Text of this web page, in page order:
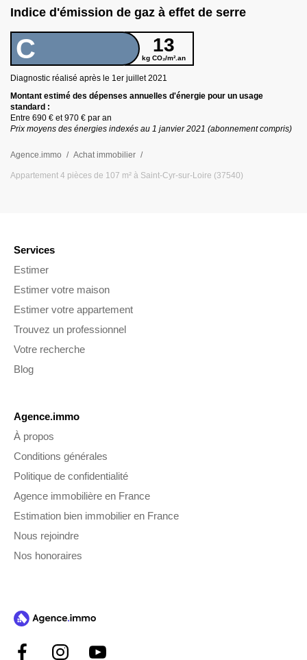
Indice d'émission de gaz à effet de serre
C 13
kg CO₂/m².an
Diagnostic réalisé après le 1er juillet 2021
Montant estimé des dépenses annuelles d'énergie pour un usage
standard :
Entre 690 € et970 € par an
Prix moyens des énergies indexés au 1 janvier 2021 (abonnement compris)
Agence.immo Achat immobilier
Appartement 4 pièces de 107 m² à Saint-Cyr-sur-Loire (37540)
Services
Estimer
Estimer votre maison
Estimer votre appartement
Trouvez un professionnel
Votre recherche
Blog
Agence.immo
À propos
Conditions générales
Politique de confidentialité
Agence immobilière en France
Estimation bien immobilier en France
Nous rejoindre
Nos honoraires